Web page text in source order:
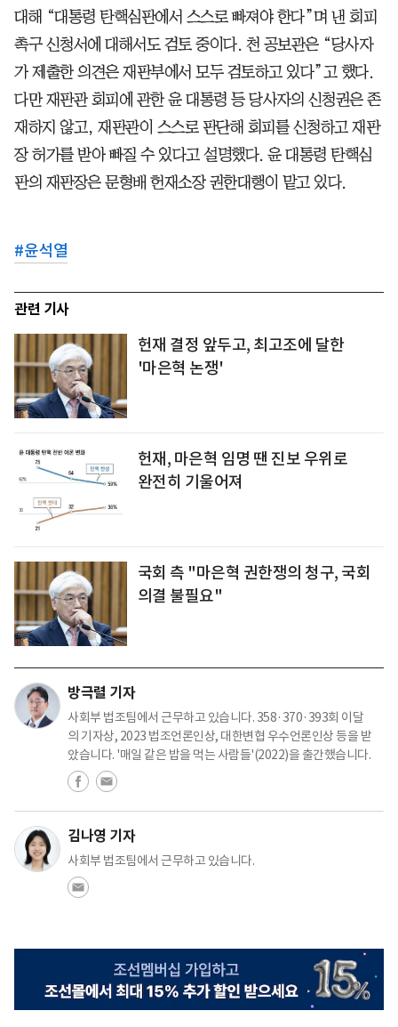
대해 “대통령 탄핵심판에서 스스로 빠져야 한다”며 낸 회피
촉구 신청서에 대해서도 검토 중이다. 천 공보관은 “당사자
가 제출한 의견은 재판부에서 모두 검토하고 있다”고 했다.
다만 재판관 회피에 관한 윤 대통령 등 당사자의 신청권은 존
재하지 않고, 재판관이 스스로 판단해 회피를 신청하고 재판
장 허가를 받아 빠질 수 있다고 설명했다. 윤 대통령 탄핵심
판의 재판장은 문형배 헌재소장 권한대행이 맡고 있다.
#윤석열
관련 기사
헌재 결정 앞두고, 최고조에 달한
'마은혁 논쟁'
헌재, 마은혁 임명 땐 진보 우위로
완전히 기울어져
국회 측 "마은혁 권한쟁의 청구, 국회
의결 불필요"
방극렬 기자
사회부 법조팀에서 근무하고 있습니다. 358·370·393회 이달
의 기자상, 2023 법조언론인상, 대한변협 우수언론인상 등을 받
았습니다. '매일 같은 밥을 먹는 사람들'(2022)을 출간했습니다.
김나영 기자
사회부 법조팀에서 근무하고 있습니다.